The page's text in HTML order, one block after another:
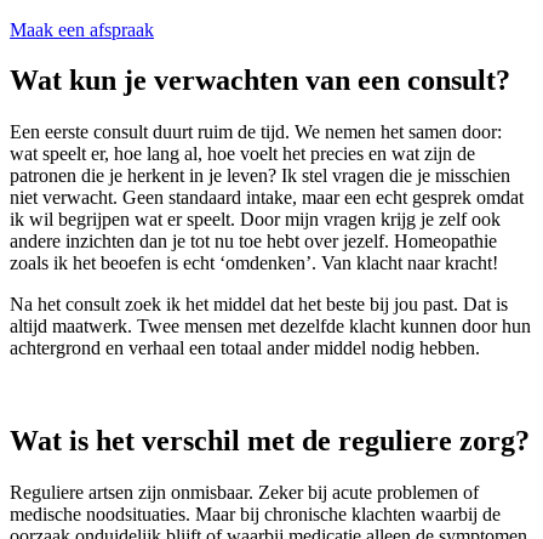
Maak een afspraak
Wat kun je verwachten van een consult?
Een eerste consult duurt ruim de tijd. We nemen het samen door:
wat speelt er, hoe lang al, hoe voelt het precies en wat zijn de
patronen die je herkent in je leven? Ik stel vragen die je misschien
niet verwacht. Geen standaard intake, maar een echt gesprek omdat
ik wil begrijpen wat er speelt. Door mijn vragen krijg je zelf ook
andere inzichten dan je tot nu toe hebt over jezelf. Homeopathie
zoals ik het beoefen is echt ‘omdenken’. Van klacht naar kracht!
Na het consult zoek ik het middel dat het beste bij jou past. Dat is
altijd maatwerk. Twee mensen met dezelfde klacht kunnen door hun
achtergrond en verhaal een totaal ander middel nodig hebben.
Wat is het verschil met de reguliere zorg?
Reguliere artsen zijn onmisbaar. Zeker bij acute problemen of
medische noodsituaties. Maar bij chronische klachten waarbij de